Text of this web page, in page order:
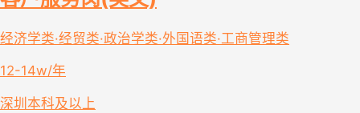
经济学类·经贸类·政治学类·外国语类·工商管理类
12-14w/年
深圳 本科及以上